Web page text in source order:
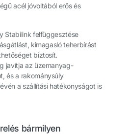
acél jóvoltából erős és
Stabilink felfüggesztése
kimagasló teherbírást
biztosít.
javítja az üzemanyag-
és a rakománysúly
a szállítási hatékonyságot is
bármilyen